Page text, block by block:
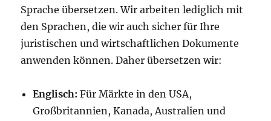
Sprache übersetzen. Wir arbeiten lediglich mit
den Sprachen, die wir auch sicher für Ihre
juristischen und wirtschaftlichen Dokumente
anwenden können. Daher übersetzen wir:
Englisch: Für Märkte in den USA,
Großbritannien, Kanada, Australien und